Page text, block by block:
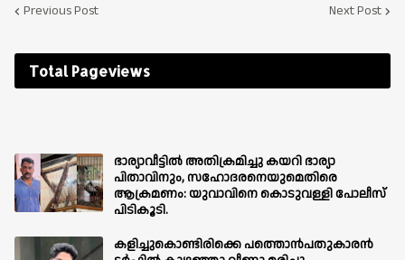
Previous Post
Next Post
Total Pageviews
ഭാര്യാവീട്ടിൽ അതിക്രമിച്ചു കയറി ഭാര്യാ
പിതാവിനും, സഹോദരനെയുമെതിരെ
ആക്രമണം: യുവാവിനെ കൊടുവള്ളി പോലീസ്
പിടികൂടി.
കളിച്ചുകൊണ്ടിരിക്കെ പത്തൊൻപതുകാരൻ